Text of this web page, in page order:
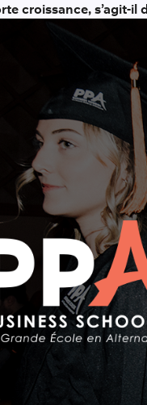
croissance, s’agit-il